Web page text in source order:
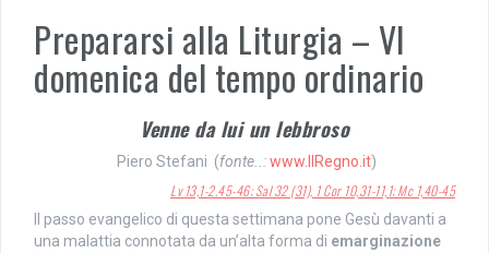
Prepararsi alla Liturgia – VI
domenica del tempo ordinario
Venne da lui un lebbroso
Piero Stefani (fonte..: www.IlRegno.it)
Lv 13,1-2.45-46; Sal 32 (31), 1 Cor 10,31-11,1; Mc 1,40-45
Il passo evangelico di questa settimana pone Gesù davanti a
una malattia connotata da un’alta forma di emarginazione